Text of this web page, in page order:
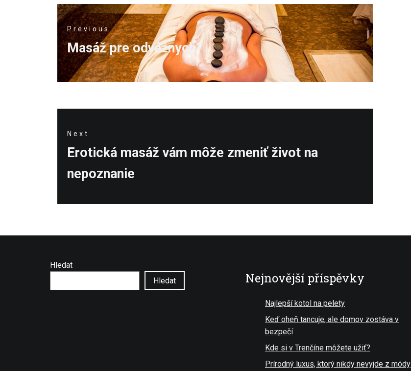
Navigace
pro
příspěvek
Previous
Previous
post:
Masáž pre odvážnych?
Next
Next
Erotická masáž vám môže zmeniť život na
nepoznanie
Hledat
Hledat
Nejnovější příspěvky
Najlepší kotol na pelety
Keď oheň tancuje, ale domov zostáva v
bezpečí
Kde si v Trenčíne môžete užiť?
Prírodný luxus, ktorý nikdy nevyjde z módy